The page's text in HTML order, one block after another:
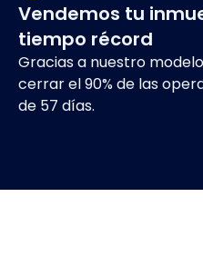
Vendemos tu
tiempo récord
Gracias a nuestro
cerrar el 90% de las
de 57 días.